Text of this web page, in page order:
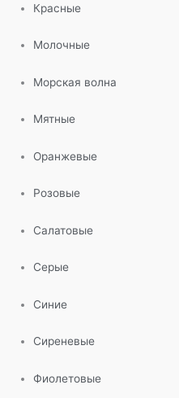
Красные
Молочные
Морская волна
Мятные
Оранжевые
Розовые
Салатовые
Серые
Синие
Сиреневые
Фиолетовые